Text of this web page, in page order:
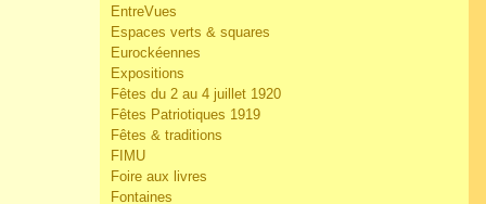
EntreVues
Espaces verts & squares
Eurockéennes
Expositions
Fêtes du 2 au 4 juillet 1920
Fêtes Patriotiques 1919
Fêtes & traditions
FIMU
Foire aux livres
Fontaines